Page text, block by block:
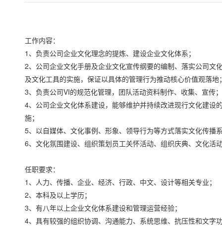
工作内容：
1、负责公司企业文化理念的提炼、建设企业文化体系；
2、公司企业文化手册及企业文化宣传纲要的编制、落实公司文
及文化工具的实施，保证以具体的管理行为推动核心价值观落地
3、负责公司VI的规范化管理，团队活动资料制作、收集、宣传；
4、公司企业文化体系建设，能够维护并持续改进现行文化建设
施；
5、以自媒体、文化事例、形象、领导行为等方式落实文化传播
6、文化氛围建设、组织策划员工关怀活动、组织庆典、文化活
任职要求：
1、人力、传播、企业、经济、行政、中文、设计等相关专业；
2、本科及以上学历；
3、有八年以上企业文化体系建设和管理运营经验；
4、具有较强的组织协调、沟通能力、系统思维、抗压性和文字